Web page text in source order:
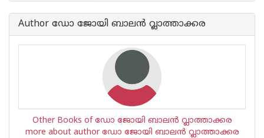
Author ഡോ ജോയി ബാലന്‍ വ്ലാത്താക്കര
Other Books of ഡോ ജോയി ബാലന്‍ വ്ലാത്താക്കര
more about author ഡോ ജോയി ബാലന്‍ വ്ലാത്താക്കര